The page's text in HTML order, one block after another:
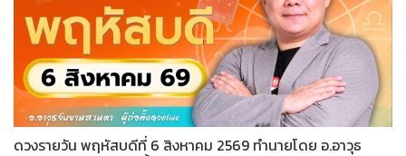
ดวงรายวัน พฤหัสบดีที่ 6 สิงหาคม 2569 ทำนายโดย อ.อาวุธ